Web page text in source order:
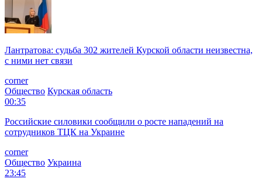
Лантратова: судьба 302 жителей Курской области неизвестна,
с ними нет связи
corner
Общество Курская область
00:35
Российские силовики сообщили о росте нападений на
сотрудников ТЦК на Украине
corner
Общество Украина
23:45